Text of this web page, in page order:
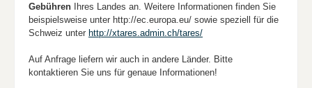
Gebühren Ihres Landes an. Weitere Informationen finden Sie
beispielsweise unter http://ec.europa.eu/ sowie speziell für die
Schweiz unter http://xtares.admin.ch/tares/
Auf Anfrage liefern wir auch in andere Länder. Bitte
kontaktieren Sie uns für genaue Informationen!